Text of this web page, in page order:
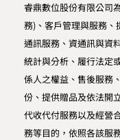
睿鼎數位股份有限公司
務)、客戶管理與服務
通訊服務、資通訊與資
統計與分析、履行法定
係人之權益、售後服務
份、提供贈品及依法開
代收代付服務以及經營
務等目的，依照各該服